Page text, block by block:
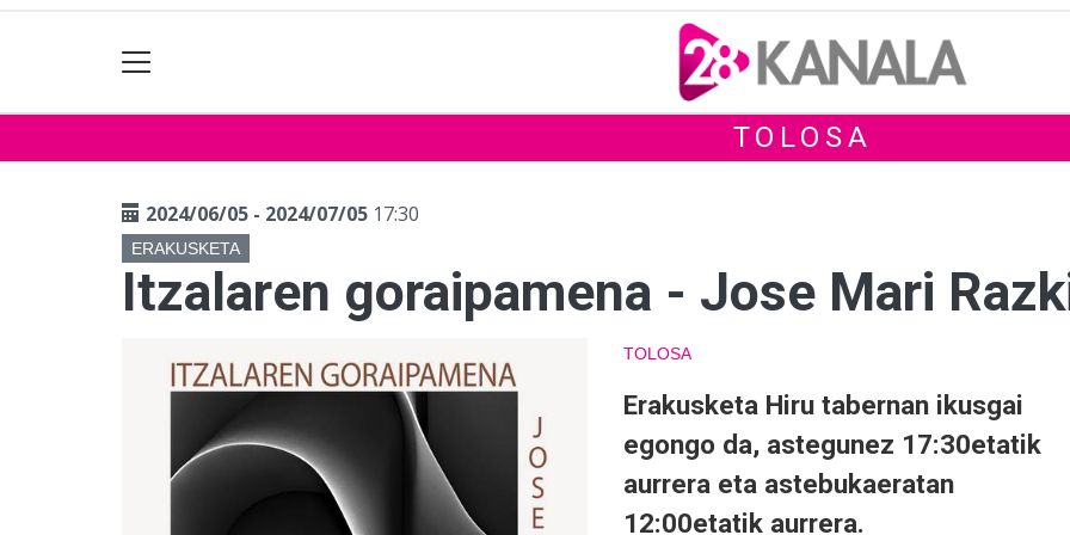
TOLOSA
2024/06/05 - 2024/07/05 17:30
ERAKUSKETA
Itzalaren goraipamena - Jose Mari
TOLOSA
Erakusketa Hiru tabernan ikusgai
egongo da, astegunez 17:30etatik
aurrera eta astebukaeratan
12:00etatik aurrera.